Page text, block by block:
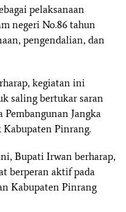
pelaksanaan
negeri No.86 tahun
pengendalian, dan
kegiatan ini
saling bertukar saran
Jangka
Kabupaten Pinrang.
Bupati Irwan berharap,
berperan aktif pada
Kabupaten Pinrang